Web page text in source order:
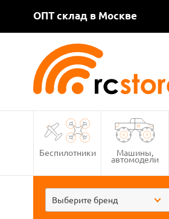
ОПТ склад в Москве
Беспилотники Машины,
автомодели
Выберите бренд